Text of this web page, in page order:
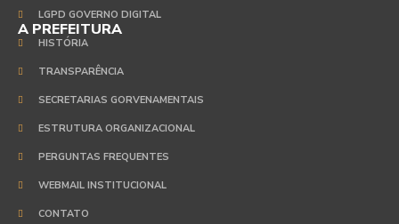
LGPD GOVERNO DIGITAL
A PREFEITURA
HISTÓRIA
TRANSPARÊNCIA
SECRETARIAS GORVENAMENTAIS
ESTRUTURA ORGANIZACIONAL
PERGUNTAS FREQUENTES
WEBMAIL INSTITUCIONAL
CONTATO